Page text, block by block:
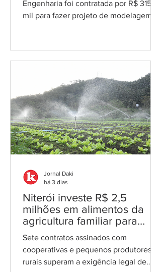
Engenharia foi contratada por R$ 315
mil para fazer projeto de modelagem
PMSG Em meio às tensões com
trabalhadores da coleta de lixo que
reclamam aumento salarial e melhorias
trabalhistas, a Prefeitura de São
Gonçalo publicou no Diário Oficial de
23 de julho o quinto termo aditivo ao
contrato com a Força Ambiental,
responsável pelos serviços de coleta,
transporte e destinação
Niterói investe R$ 2,5
milhões em alimentos da
agricultura familiar para
merenda escolar
Sete contratos assinados com
cooperativas e pequenos produtores
rurais superam a exigência legal de
Jornal Daki
há 3 dias